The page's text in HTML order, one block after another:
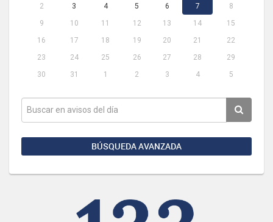
2
3 4 5 6 7
8
9
10 11 12 13 14
15
16
17 18 19 20 21
22
23
24 25 26 27 28
29
30
31 1 2 3 4 5
BÚSQUEDA AVANZADA